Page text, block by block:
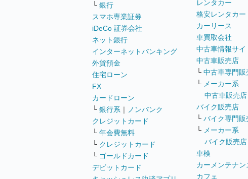
└ 銀行
スマホ専業証券
iDeCo 証券会社
ネット銀行
インターネットバンキング
外貨預金
住宅ローン
FX
カードローン
└ 銀行系 ｜
ノンバンク
クレジットカード
└ 年会費無料
└ クレジットカード
└ ゴールドカード
デビットカード
レンタカー
格安レンタカー
カーリース
車買取会社
中古車情報サイ
中古車販売店
└ 中古車専門販
└ メーカー系
中古車販売店
バイク販売店
└ バイク専門販
└ メーカー系
バイク販売店
車検
カーメンテナン
カフェ